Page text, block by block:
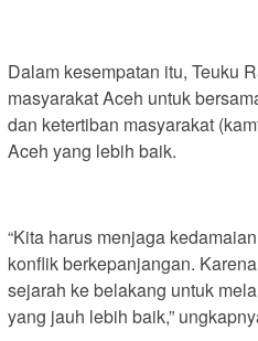
Dalam kesempatan itu, Teuku
masyarakat Aceh untuk
dan ketertiban masyarakat
Aceh yang lebih baik.
“Kita harus menjaga
konflik berkepanjangan.
sejarah ke belakang untuk
yang jauh lebih baik,”